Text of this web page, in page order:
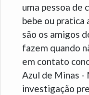
uma pessoa de
bebe ou pratica
são os amigos
fazem quando
em contato
Azul de Minas -
investigação